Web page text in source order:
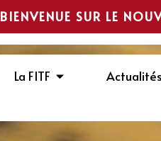
BIENVENUE SUR LE
La FITF Actualités